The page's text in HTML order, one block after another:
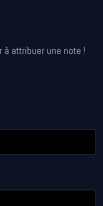
à attribuer une note !